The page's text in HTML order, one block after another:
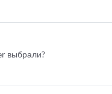
выбрали?